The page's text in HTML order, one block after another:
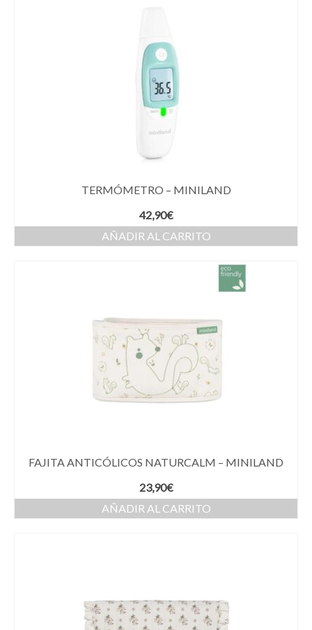
TERMÓMETRO – MINILAND
42,90€
AÑADIR AL CARRITO
FAJITA ANTICÓLICOS NATURCALM – MINILAND
23,90€
AÑADIR AL CARRITO